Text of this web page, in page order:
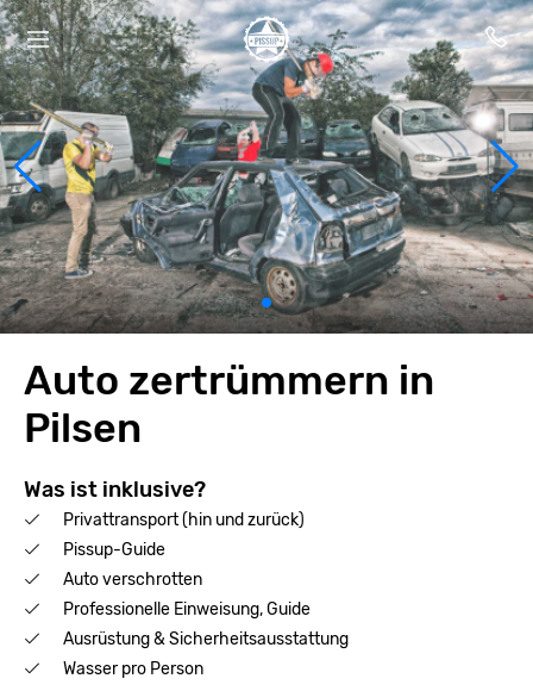
Auto zertrümmern in
Pilsen
Was ist inklusive?
Privattransport (hin und zurück)
Pissup-Guide
Auto verschrotten
Professionelle Einweisung, Guide
Ausrüstung & Sicherheitsausstattung
Wasser pro Person